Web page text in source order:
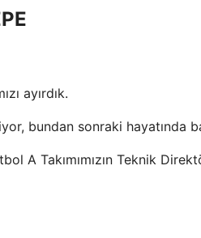
ayırdık.
bundan sonraki hayatında
A Takımımızın Teknik